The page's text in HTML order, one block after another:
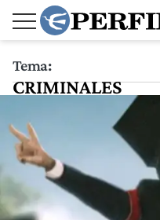
Tema:
CRIMINALES